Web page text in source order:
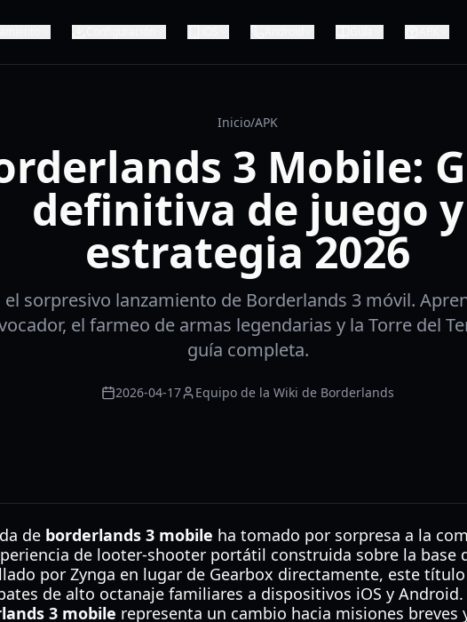
Inicio/APK
3 Mobile:
definitiva de juego y
estrategia 2026
el sorpresivo lanzamiento de Borderlands 3 móvil.
el farmeo de armas legendarias y la Torre del
guía completa.
2026-04-17 Equipo de la Wiki de Borderlands
de borderlands 3 mobile ha tomado por sorpresa a la
de looter-shooter portátil construida sobre la base
por Zynga en lugar de Gearbox directamente, este
de alto octanaje familiares a dispositivos iOS y Android.
3 mobile representa un cambio hacia misiones breves